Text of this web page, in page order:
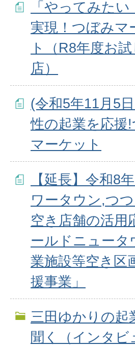
「やってみたい
実現！つぼみマ
ト（R8年度お試
店）
(令和5年11月5
性の起業を応援
マーケット
【延長】令和8
ワータウン,つ
空き店舗の活用
ールドニュータ
業施設等空き区
援事業」
三田ゆかりの起
聞く（インタビ